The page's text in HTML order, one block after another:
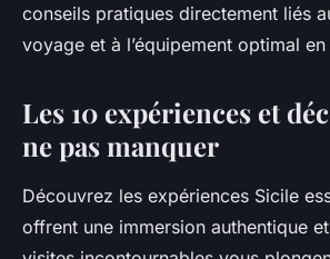
conseils pratiques directement liés
voyage et à l’équipement optimal
Les 10 expériences et
ne pas manquer
Découvrez les expériences Sicile
offrent une immersion authentique